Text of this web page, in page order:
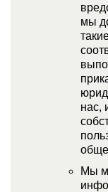
мы
нас,
Мы